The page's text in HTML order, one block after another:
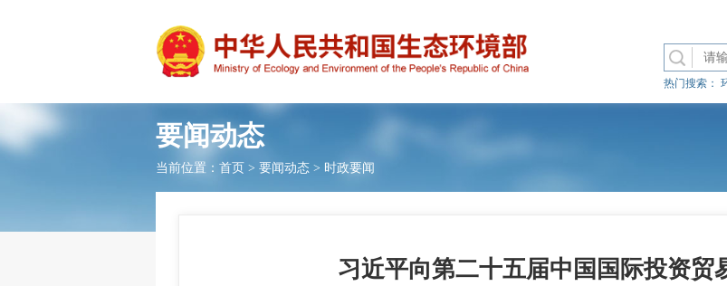
热门搜索：
要闻动态
当前位置： 首页 > 要闻动态 > 时政要闻
习近平向第二十五届中国国际投资贸